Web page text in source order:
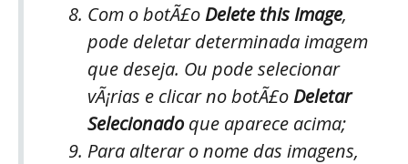
Com o botÃ£oDelete this Image,
pode deletar determinada imagem
que deseja. Ou pode selecionar
vÃ¡rias e clicar no botÃ£oDeletar
Selecionado que aparece acima;
Para alterar o nome das imagens,